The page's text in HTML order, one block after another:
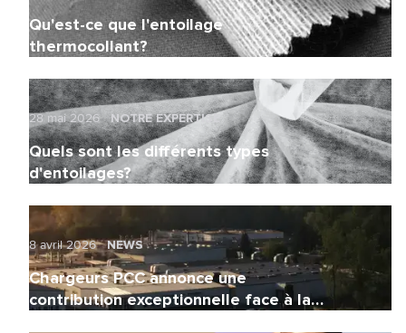
Qu'est-ce que l'entoilage
thermocollant?
28 mai 2026 NOTRE EXPERTISE
Quels sont les différents types
d'entoilages?
8 avril 2026 NEWS
Chargeurs PCC annonce une
contribution exceptionnelle face à la